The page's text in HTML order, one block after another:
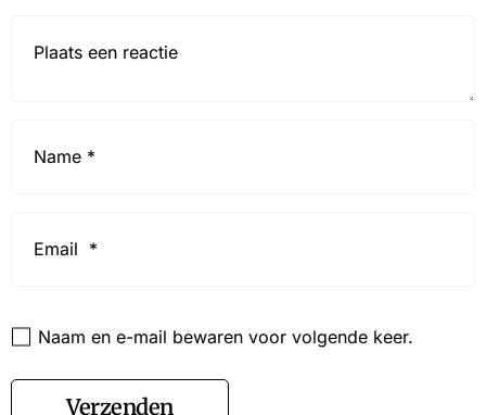
Naam en e-mail bewaren voor volgende keer.
Verzenden